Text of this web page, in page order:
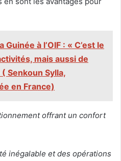
Guinée à l’OIF : « C’est le
mais aussi de
Senkoun Sylla,
en France)
offrant un confort
inégalable et des opérations